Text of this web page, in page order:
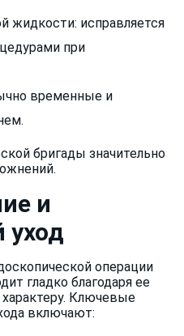
жидкости: исправляется
при
временные и
бригады значительно
и
операции
гладко благодаря ее
Ключевые
включают: